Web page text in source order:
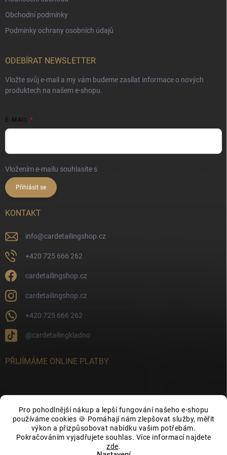
Pro pohodlnější nákup a lepší fungování našeho e-shopu
používáme cookies 🍪 Pomáhají nám zlepšovat služby, měřit
výkon a přizpůsobovat nabídku vašim potřebám.
Pokračováním vyjadřujete souhlas. Více informací najdete
zde.
Obchodní podmínky
Podmínky ochrany osobních údajů
ODEBÍRAT NEWSLETTER
Vložte svůj e-mail a my vám budeme zasílat informace o nových
produktech na našem e-shopu.
E-MAIL
Vložením e-mailu souhlasíte s
Přihlásit se
KONTAKT
info@cardetailingshop.cz
+420 725 666 262
cardetailingshop.cz
cardetailingshop.cz
+420 725 666 262
@cardetailingkladno
PŘIJÍMÁME ONLINE PLATBY
FACEBOOK